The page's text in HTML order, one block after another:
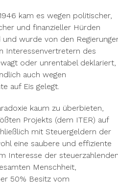
kam es wegen politischer,
und finanzieller Hürden
wurde von den
Interessenvertretern des
oder unrentabel deklariert,
auch wegen
auf Eis gelegt.
kaum zu überbieten,
Projekts (dem ITER) auf
mit Steuergeldern der
eine saubere und effiziente
Interesse der
Menschheit,
50% Besitz vom